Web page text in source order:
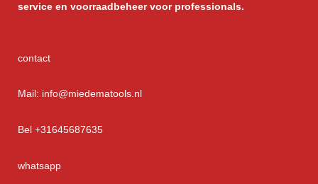
service en voorraadbeheer voor professionals.
contact
Mail: info@miedematools.nl
Bel +31645687635
whatsapp